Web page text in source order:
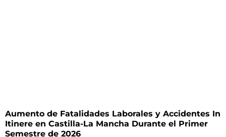
Aumento de Fatalidades Laborales y Accidentes In
Itinere en Castilla-La Mancha Durante el Primer
Semestre de 2026